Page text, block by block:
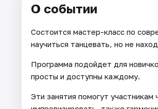
О событии
Состоится мастер-класс по
научиться танцевать, но не
Программа подойдет для
просты и доступны каждому.
Эти занятия помогут